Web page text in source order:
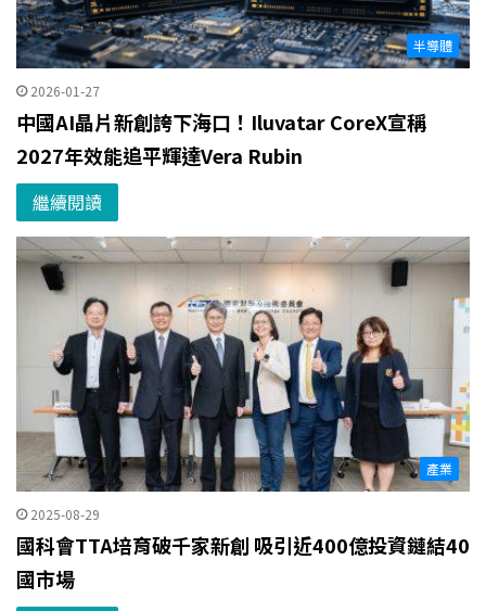
半導體
2026-01-27
中國AI晶片新創誇下海口！Iluvatar CoreX宣稱
2027年效能追平輝達Vera Rubin
繼續閱讀
產業
2025-08-29
國科會TTA培育破千家新創 吸引近400億投資鏈結40
國市場